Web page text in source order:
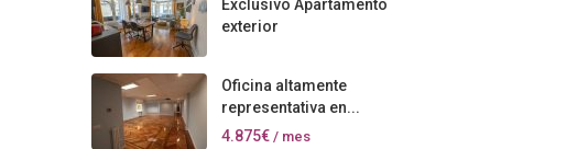
Exclusivo Apartamento
exterior
Oficina altamente
representativa en...
4.875€ / mes